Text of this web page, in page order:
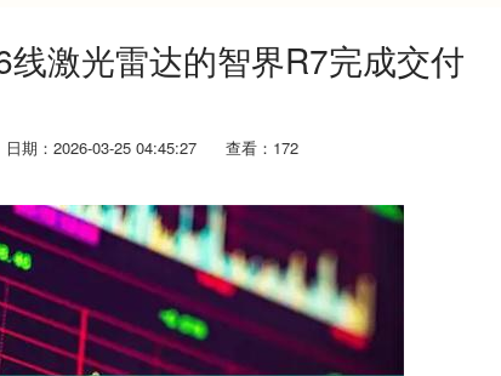
激光雷达的智界R7完成交付
日期：2026-03-25 04:45:27 查看：172